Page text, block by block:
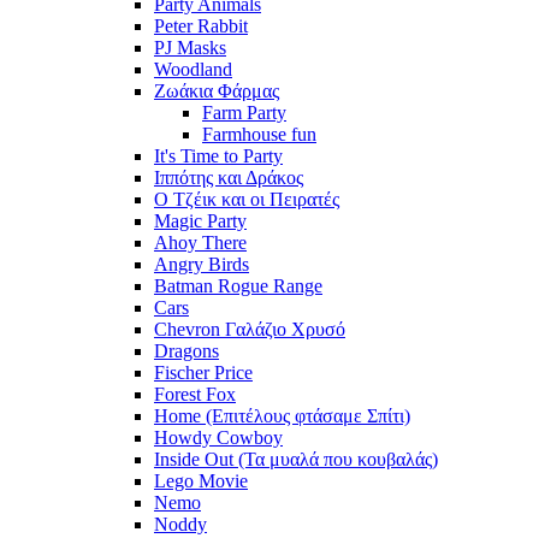
Peter Rabbit
PJ Masks
Woodland
Ζωάκια Φάρμας
Farm Party
Farmhouse fun
It's Time to Party
Ιππότης και Δράκος
Ο Τζέικ και οι Πειρατές
Magic Party
Ahoy There
Angry Birds
Batman Rogue Range
Cars
Chevron Γαλάζιο Χρυσό
Dragons
Fischer Price
Forest Fox
Home (Επιτέλους φτάσαμε Σπίτι)
Howdy Cowboy
Inside Out (Τα μυαλά που κουβαλάς)
Lego Movie
Nemo
Noddy